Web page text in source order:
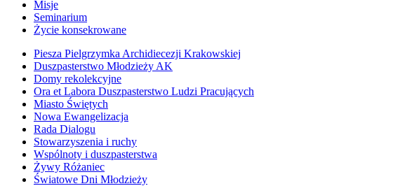
Misje
Seminarium
Życie konsekrowane
Piesza Pielgrzymka Archidiecezji Krakowskiej
Duszpasterstwo Młodzieży AK
Domy rekolekcyjne
Ora et Labora Duszpasterstwo Ludzi Pracujących
Miasto Świętych
Nowa Ewangelizacja
Rada Dialogu
Stowarzyszenia i ruchy
Wspólnoty i duszpasterstwa
Żywy Różaniec
Światowe Dni Młodzieży